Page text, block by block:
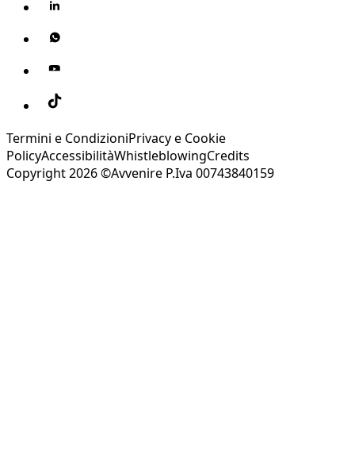
Termini e CondizioniPrivacy e Cookie
PolicyAccessibilitàWhistleblowingCredits
Copyright 2026 ©Avvenire P.Iva 00743840159